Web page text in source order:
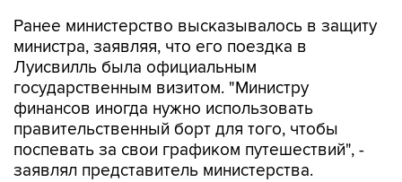
Ранее министерство высказывалось в защиту
министра, заявляя, что его поездка в
Луисвилль была официальным
государственным визитом. "Министру
финансов иногда нужно использовать
правительственный борт для того, чтобы
поспевать за свои графиком путешествий", -
заявлял представитель министерства.